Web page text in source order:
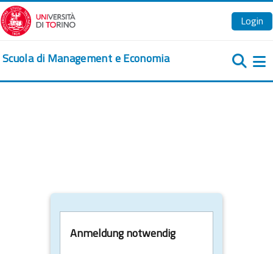
Zum Hauptinhalt
Login
Scuola di Management e Economia
Anmeldung notwendig